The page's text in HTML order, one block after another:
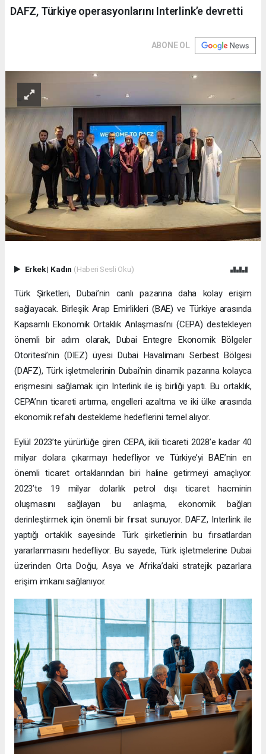
DAFZ, Türkiye operasyonlarını Interlink’e devretti
ABONE OL
Erkek| Kadın (Haberi Sesli Oku)
Türk Şirketleri, Dubai’nin canlı pazarına daha kolay erişim
sağlayacak. Birleşik Arap Emirlikleri (BAE) ve Türkiye arasında
Kapsamlı Ekonomik Ortaklık Anlaşması’nı (CEPA) destekleyen
önemli bir adım olarak, Dubai Entegre Ekonomik Bölgeler
Otoritesi’nin (DIEZ) üyesi Dubai Havalimanı Serbest Bölgesi
(DAFZ), Türk işletmelerinin Dubai’nin dinamik pazarına kolayca
erişmesini sağlamak için Interlink ile iş birliği yaptı. Bu ortaklık,
CEPA’nın ticareti artırma, engelleri azaltma ve iki ülke arasında
ekonomik refahı destekleme hedeflerini temel alıyor.
Eylül 2023’te yürürlüğe giren CEPA, ikili ticareti 2028’e kadar 40
milyar dolara çıkarmayı hedefliyor ve Türkiye’yi BAE’nin en
önemli ticaret ortaklarından biri haline getirmeyi amaçlıyor.
2023’te 19 milyar dolarlık petrol dışı ticaret hacminin
oluşmasını sağlayan bu anlaşma, ekonomik bağları
derinleştirmek için önemli bir fırsat sunuyor. DAFZ, Interlink ile
yaptığı ortaklık sayesinde Türk şirketlerinin bu fırsatlardan
yararlanmasını hedefliyor. Bu sayede, Türk işletmelerine Dubai
üzerinden Orta Doğu, Asya ve Afrika’daki stratejik pazarlara
erişim imkanı sağlanıyor.